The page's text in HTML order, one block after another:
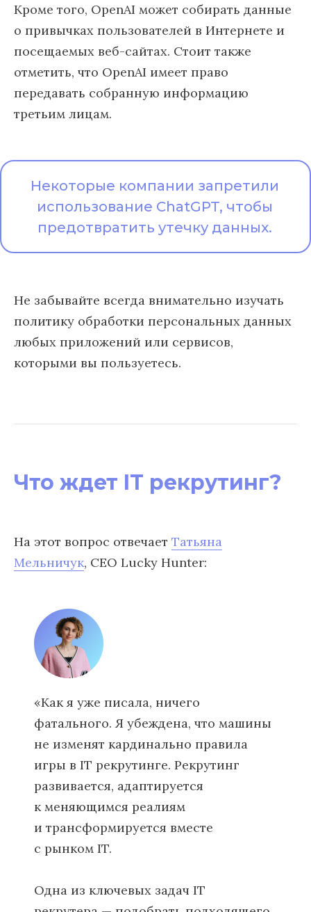
Кроме того, OpenAI может собирать данные
о привычках пользователей в Интернете и
посещаемых веб-сайтах. Стоит также
отметить, что OpenAI имеет право
передавать собранную информацию
третьим лицам.
Некоторые компании запретили
использование ChatGPT, чтобы
предотвратить утечку данных.
Не забывайте всегда внимательно изучать
политику обработки персональных данных
любых приложений или сервисов,
которыми вы пользуетесь.
Что ждет IT рекрутинг?
На этот вопрос отвечает Татьяна
Мельничук, CEO Lucky Hunter:
«Как я уже писала, ничего
фатального. Я убеждена, что машины
не изменят кардинально правила
игры в IT рекрутинге. Рекрутинг
развивается, адаптируется
к меняющимся реалиям
и трансформируется вместе
с рынком IT.
Одна из ключевых задач IT